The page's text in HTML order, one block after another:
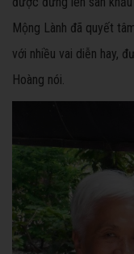
Mộng Lành đã quyết
với nhiều vai diễn hay,
Hoàng nói.